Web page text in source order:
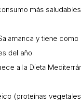
más
y tiene
del año.
a la Dieta
(proteínas